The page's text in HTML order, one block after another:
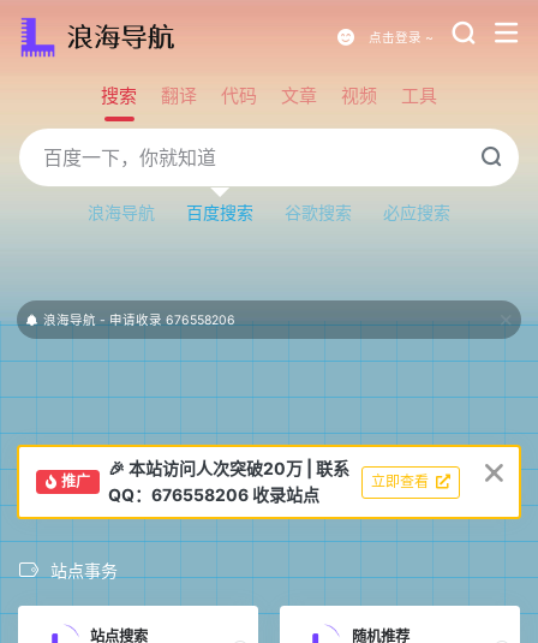
点击登录 ~
搜索 翻译 代码 文章 视频 工具
浪海导航 百度搜索 谷歌搜索 必应搜索
浪海 进群可以加快收录速度 585975304。
推广
🎉 本站访问人次突破20万 | 联系
QQ：676558206 收录站点
立即查看
站点事务
站点搜索 随机推荐